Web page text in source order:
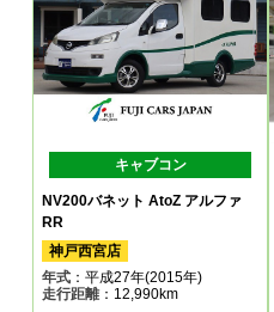
キャブコン
NV200バネット AtoZ アルファ
RR
神戸西宮店
年式 ：平成27年(2015年)
走行距離：12,990km